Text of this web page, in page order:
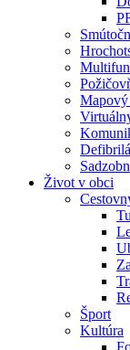
Mapový
Život v obci
Šport
Kultúra